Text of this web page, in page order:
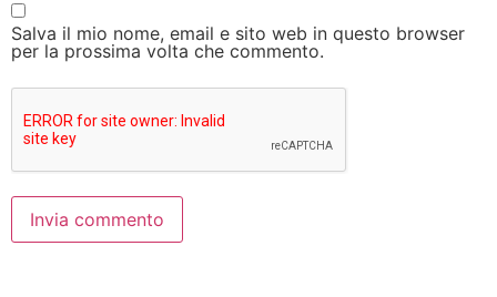
Salva il mio nome, email e sito web in questo browser
per la prossima volta che commento.